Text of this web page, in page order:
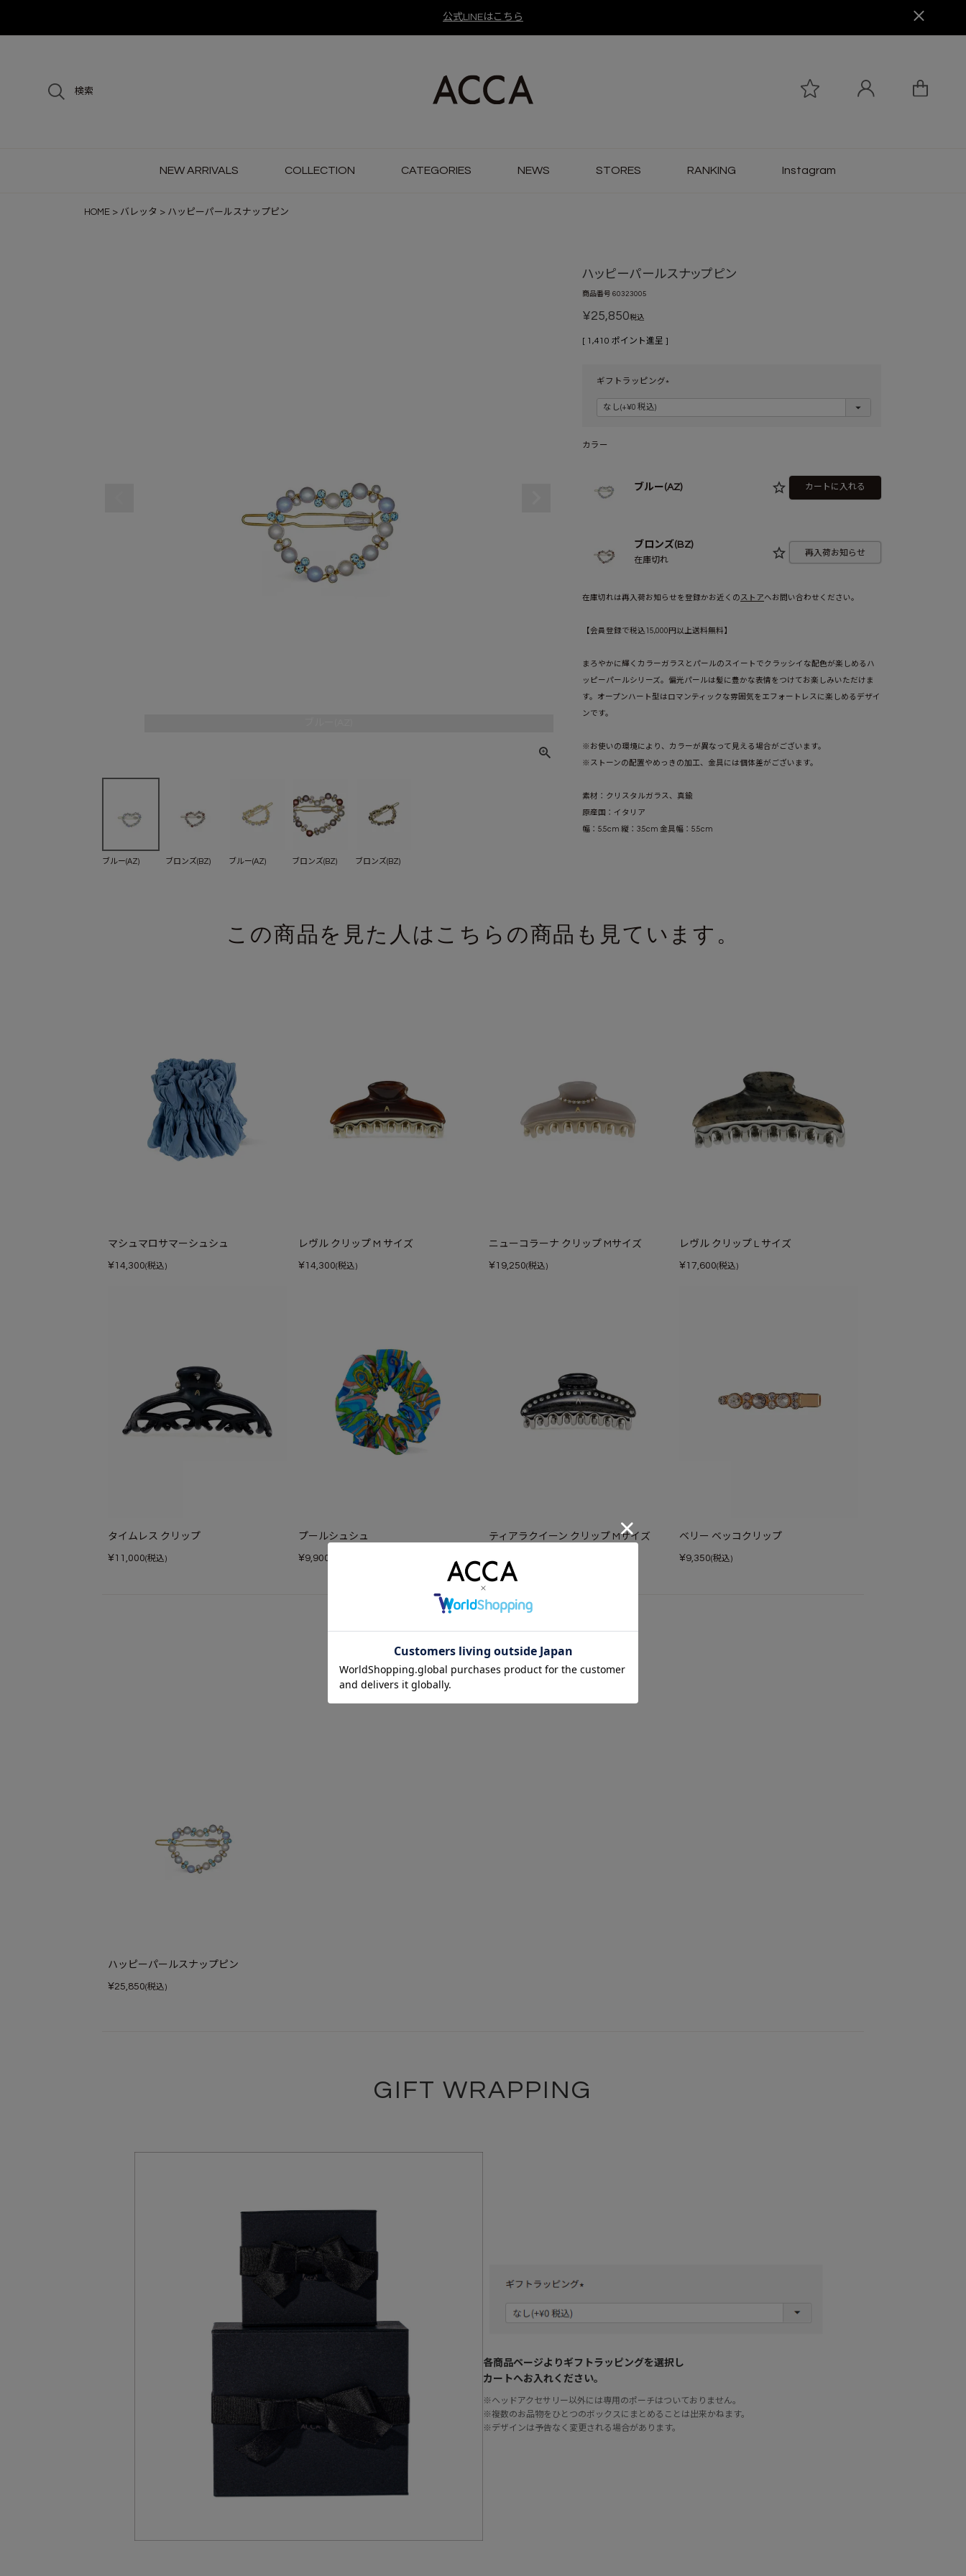
公式LINEはこちら
検索
NEW ARRIVALS COLLECTION CATEGORIES NEWS STORES RANKING Instagram
HOME バレッタ ハッピーパールスナップピン
ブルー(AZ) ブロンズ(BZ) ブルー(AZ) ブロンズ(BZ) ブロンズ(BZ)
ハッピーパールスナップピン
商品番号 60323005
¥25,850税込
[ 1,410 ポイント進呈 ]
ギフトラッピング
(
カラー
ブルー(AZ) カートに入れる
ブロンズ(BZ)
在庫切れ
再入荷お知らせ
在庫切れは再入荷お知らせを登録かお近くの ストアへお問い合わせください。
【会員登録で税込15,000円以上送料無料】
まろやかに輝くカラーガラスとパールのスイートでクラッシイな配色が楽しめるハ
ッピーパールシリーズ。偏光パールは髪に豊かな表情をつけてお楽しみいただけま
す。オープンハート型はロマンティックな雰囲気をエフォートレスに楽しめるデザイ
ンです。
※お使いの環境により、カラーが異なって見える場合がございます。
※ストーンの配置やめっきの加工、金具には個体差がございます。
素材：クリスタルガラス、真鍮
原産国：イタリア
幅：5.5cm 縦：3.5cm 金具幅：5.5cm
この商品を見た人はこちらの商品も見ています。
マシュマロサマーシュシュ
¥14,300(税込)
レヴル クリップ M サイズ
¥14,300(税込)
ニューコラーナ クリップ Mサイズ
¥19,250(税込)
レヴル クリップ L サイズ
¥17,600(税込)
タイムレス クリップ
¥11,000(税込)
プールシュシュ
¥9,900
ティアラクイーン クリップ Mサイズ ベリー ベッコクリップ
¥9,350(税込)
あなたが最近見たアイテム
ハッピーパールスナップピン
¥25,850(税込)
GIFT WRAPPING
各商品ページよりギフトラッピングを選択し
カートへお入れください。
※ヘッドアクセサリー以外には専用のポーチはついておりません。
※複数のお品物をひとつのボックスにまとめることは出来かねます。
※デザインは予告なく変更される場合があります。